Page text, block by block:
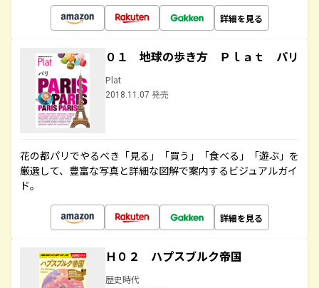
詳細を見る
０１ 地球の歩き方 Ｐｌａｔ パリ
Plat
2018.11.07 発売
花の都パリでやるべき「見る」「買う」「食べる」「遊ぶ」を
厳選して、豊富な写真と詳細な図解で案内するビジュアルガイ
ド。
詳細を見る
Ｈ０２ ハプスブルク帝国
歴史時代